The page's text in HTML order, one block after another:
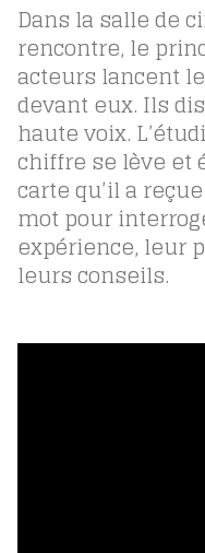
Dans la salle de
rencontre, le
acteurs lancent
devant eux. Ils
haute voix.
chiffre se lève et
carte qu’il a
mot pour
expérience, leur
leurs conseils.